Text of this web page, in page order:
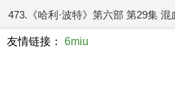
473.《哈利·波特》第六部 第29集 混
友情链接： 6miu